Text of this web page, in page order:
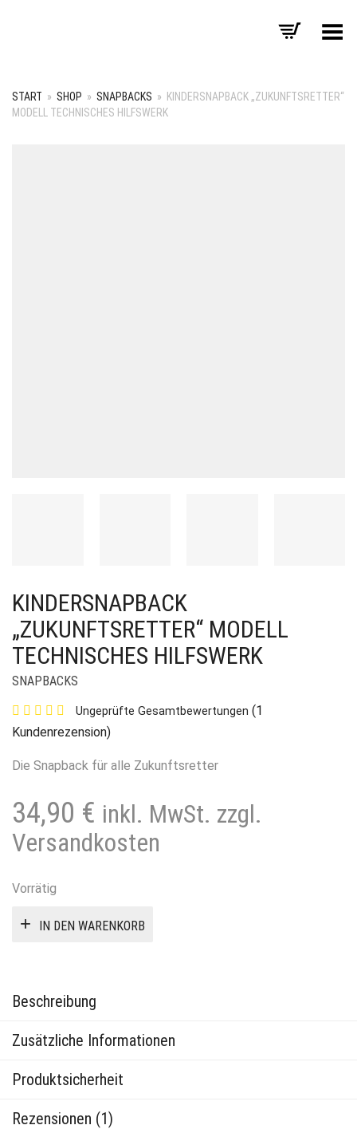
Menü umschalten
START » SHOP » SNAPBACKS » KINDERSNAPBACK „ZUKUNFTSRETTER“
MODELL TECHNISCHES HILFSWERK
KINDERSNAPBACK
„ZUKUNFTSRETTER“ MODELL
TECHNISCHES HILFSWERK
SNAPBACKS
Ungeprüfte Gesamtbewertungen (1
Kundenrezension)
Die Snapback für alle Zukunftsretter
34,90 € inkl. MwSt. zzgl.
Versandkosten
Vorrätig
IN DEN WARENKORB
Beschreibung
Zusätzliche Informationen
Produktsicherheit
Rezensionen (1)